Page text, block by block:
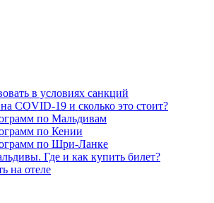
в условиях санкций
на COVID-19 и сколько это стоит?
по Мальдивам
по Кении
по Шри-Ланке
Где и как купить билет?
на отеле